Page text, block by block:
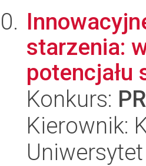
starzenia:
potencjału
Konkurs:
Kierownik: